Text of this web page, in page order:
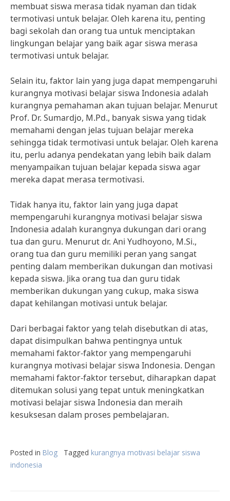
membuat siswa merasa tidak nyaman dan tidak
termotivasi untuk belajar. Oleh karena itu, penting
bagi sekolah dan orang tua untuk menciptakan
lingkungan belajar yang baik agar siswa merasa
termotivasi untuk belajar.
Selain itu, faktor lain yang juga dapat mempengaruhi
kurangnya motivasi belajar siswa Indonesia adalah
kurangnya pemahaman akan tujuan belajar. Menurut
Prof. Dr. Sumardjo, M.Pd., banyak siswa yang tidak
memahami dengan jelas tujuan belajar mereka
sehingga tidak termotivasi untuk belajar. Oleh karena
itu, perlu adanya pendekatan yang lebih baik dalam
menyampaikan tujuan belajar kepada siswa agar
mereka dapat merasa termotivasi.
Tidak hanya itu, faktor lain yang juga dapat
mempengaruhi kurangnya motivasi belajar siswa
Indonesia adalah kurangnya dukungan dari orang
tua dan guru. Menurut dr. Ani Yudhoyono, M.Si.,
orang tua dan guru memiliki peran yang sangat
penting dalam memberikan dukungan dan motivasi
kepada siswa. Jika orang tua dan guru tidak
memberikan dukungan yang cukup, maka siswa
dapat kehilangan motivasi untuk belajar.
Dari berbagai faktor yang telah disebutkan di atas,
dapat disimpulkan bahwa pentingnya untuk
memahami faktor-faktor yang mempengaruhi
kurangnya motivasi belajar siswa Indonesia. Dengan
memahami faktor-faktor tersebut, diharapkan dapat
ditemukan solusi yang tepat untuk meningkatkan
motivasi belajar siswa Indonesia dan meraih
kesuksesan dalam proses pembelajaran.
Posted in Blog Tagged kurangnya motivasi belajar siswa
indonesia